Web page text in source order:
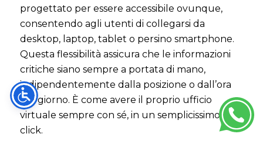
progettato per essere accessibile ovunque,
consentendo agli utenti di collegarsi da
desktop, laptop, tablet o persino smartphone.
Questa flessibilità assicura che le informazioni
critiche siano sempre a portata di mano,
indipendentemente dalla posizione o dall’ora
del giorno. È come avere il proprio ufficio
virtuale sempre con sé, in un semplicissimo
click.